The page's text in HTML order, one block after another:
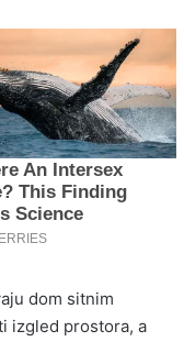
dom sitnim
izgled prostora, a